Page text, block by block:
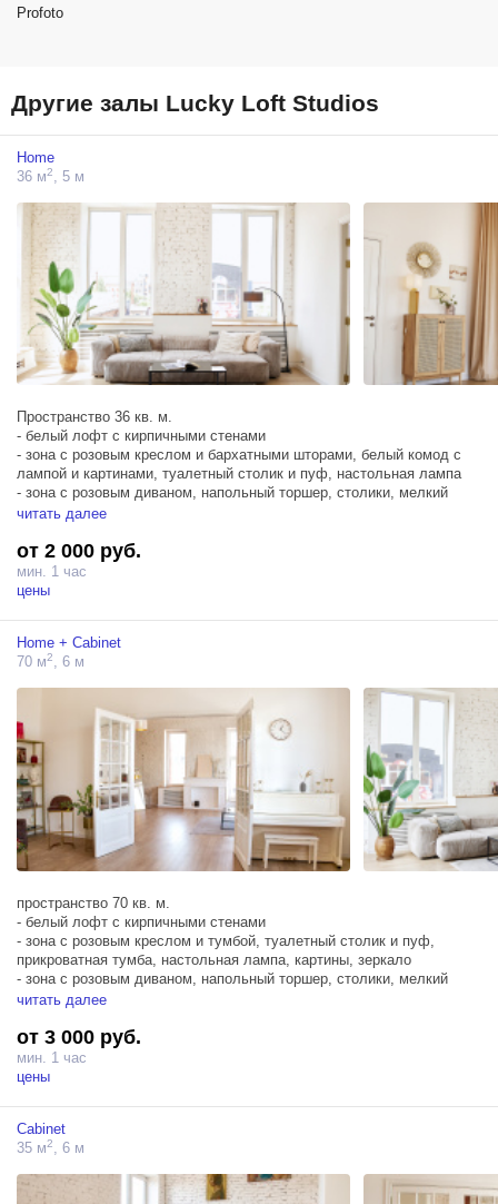
Profoto
Другие залы Lucky Loft Studios
Home
36 м2, 5 м
Пространство 36 кв. м.
- белый лофт с кирпичными стенами
- зона с розовым креслом и бархатными шторами, белый комод с
лампой и картинами, туалетный столик и пуф, настольная лампа
- зона с розовым диваном, напольный торшер, столики, мелкий
декор
белый ковер
Зал ”Home” соединён большой распашной классической зеркальной
читать далее
от 2 000 руб.
мин. 1 час
цены
Home + Cabinet
70 м2, 6 м
пространство 70 кв. м.
- белый лофт с кирпичными стенами
- зона с розовым креслом и тумбой, туалетный столик и пуф,
прикроватная тумба, настольная лампа, картины, зеркало
- зона с розовым диваном, напольный торшер, столики, мелкий
декор
- рабочая зона со столом и стулом,
- серый диван с подушками, картинами и торшером, настенное
классическое зеркало,
- белое пианино Bohler&Campbell
- зона с барным бархатным стулом у большой зеркальной
распашной двери
классической дверью
читать далее
от 3 000 руб.
мин. 1 час
цены
Cabinet
35 м2 , 6 м